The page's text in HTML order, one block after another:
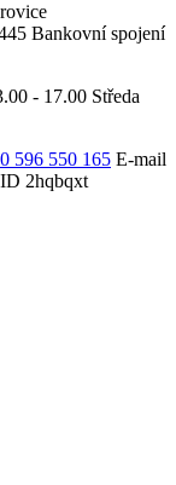
Bankovní spojení
- 17.00 Středa
596 550 165 E-mail
2hqbqxt